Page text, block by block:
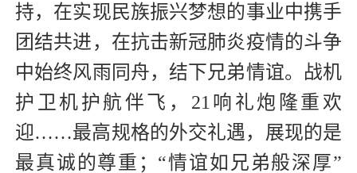
持，在实现民族振兴梦想的事业中携手
团结共进，在抗击新冠肺炎疫情的斗争
中始终风雨同舟，结下兄弟情谊。战机
护卫机护航伴飞，21响礼炮隆重欢
迎……最高规格的外交礼遇，展现的是
最真诚的尊重；“情谊如兄弟般深厚”